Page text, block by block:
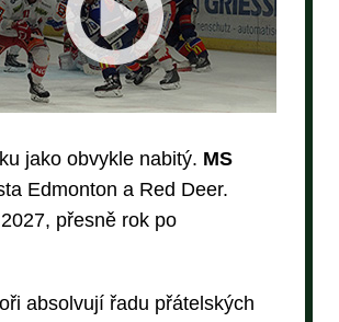
jako obvykle nabitý. MS
Edmonton a Red Deer.
přesně rok po
absolvují řadu přátelských